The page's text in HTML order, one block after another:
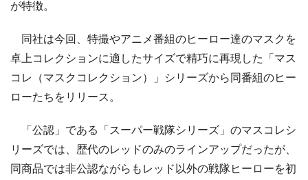
が特徴。
同社は今回、特撮やアニメ番組のヒーロー達のマスクを
卓上コレクションに適したサイズで精巧に再現した「マス
コレ（マスクコレクション）」シリーズから同番組のヒー
ローたちをリリース。
「公認」である「スーパー戦隊シリーズ」のマスコレシ
リーズでは、歴代のレッドのみのラインアップだったが、
同商品では非公認ながらもレッド以外の戦隊ヒーローを初